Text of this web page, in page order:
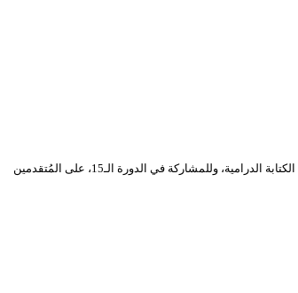
أطلقت محافظة المهرجان الوطني للمسرح المحترف مسابقة أحسن نص مسرحي، والتي يُرى فيها مبادرة إلى دعم جيل الكتاب المسرحيين الجزائريين، وفتح المجال أمامهم للتنافس الفني على الكتابة الدرامية، وللمشاركة في الدورة الـ15، على المُتقدمين